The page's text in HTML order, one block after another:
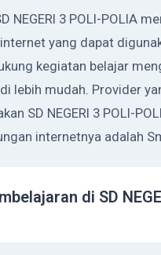
NEGERI 3 POLI-POLIA
yang dapat
kegiatan belajar
lebih mudah. Provider
SD NEGERI 3 POLI-
internetnya adalah
di SD